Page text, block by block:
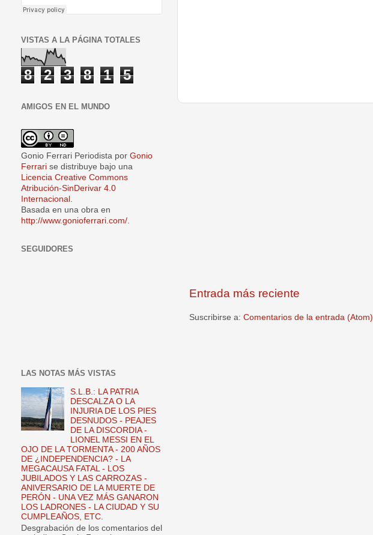
Entrada más reciente
Suscribirse a: Comentarios de la entrada (Atom)
VISTAS A LA PÁGINA TOTALES
8 2 3 8 1 5
AMIGOS EN EL MUNDO
Gonio Ferrari Periodista por Gonio
Ferrari se distribuye bajo una
Licencia Creative Commons
Atribución-SinDerivar 4.0
Internacional .
Basada en una obra en
http://www.gonioferrari.com/.
SEGUIDORES
LAS NOTAS MÁS VISTAS
S.L.B.: LA PATRIA
DESCALZA O LA
INJURIA DE LOS PIES
DESNUDOS - PEAJES
DE LA DISCORDIA -
LIONEL MESSI EN EL
OJO DE LA TORMENTA - 200 AÑOS
DE ¿INDEPENDENCIA? - LA
MEGACAUSA FATAL - LOS
JUBILADOS Y LAS CARROZAS -
ANIVERSARIO DE LA MUERTE DE
PERÓN - UNA VEZ MÁS GANARON
LOS LADRONES - LA CIUDAD Y SU
CUMPLEAÑOS, ETC.
Desgrabación de los comentarios del